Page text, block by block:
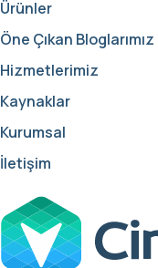
Ürünler
Öne Çıkan Bloglarımız
Hizmetlerimiz
Kaynaklar
Kurumsal
İletişim